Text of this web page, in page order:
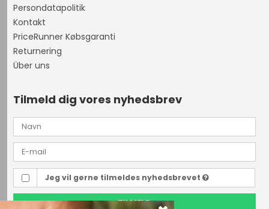
Persondatapolitik
Kontakt
PriceRunner Købsgaranti
Returnering
Über uns
Tilmeld dig vores nyhedsbrev
Jeg vil gerne tilmeldes nyhedsbrevet
TILMELD